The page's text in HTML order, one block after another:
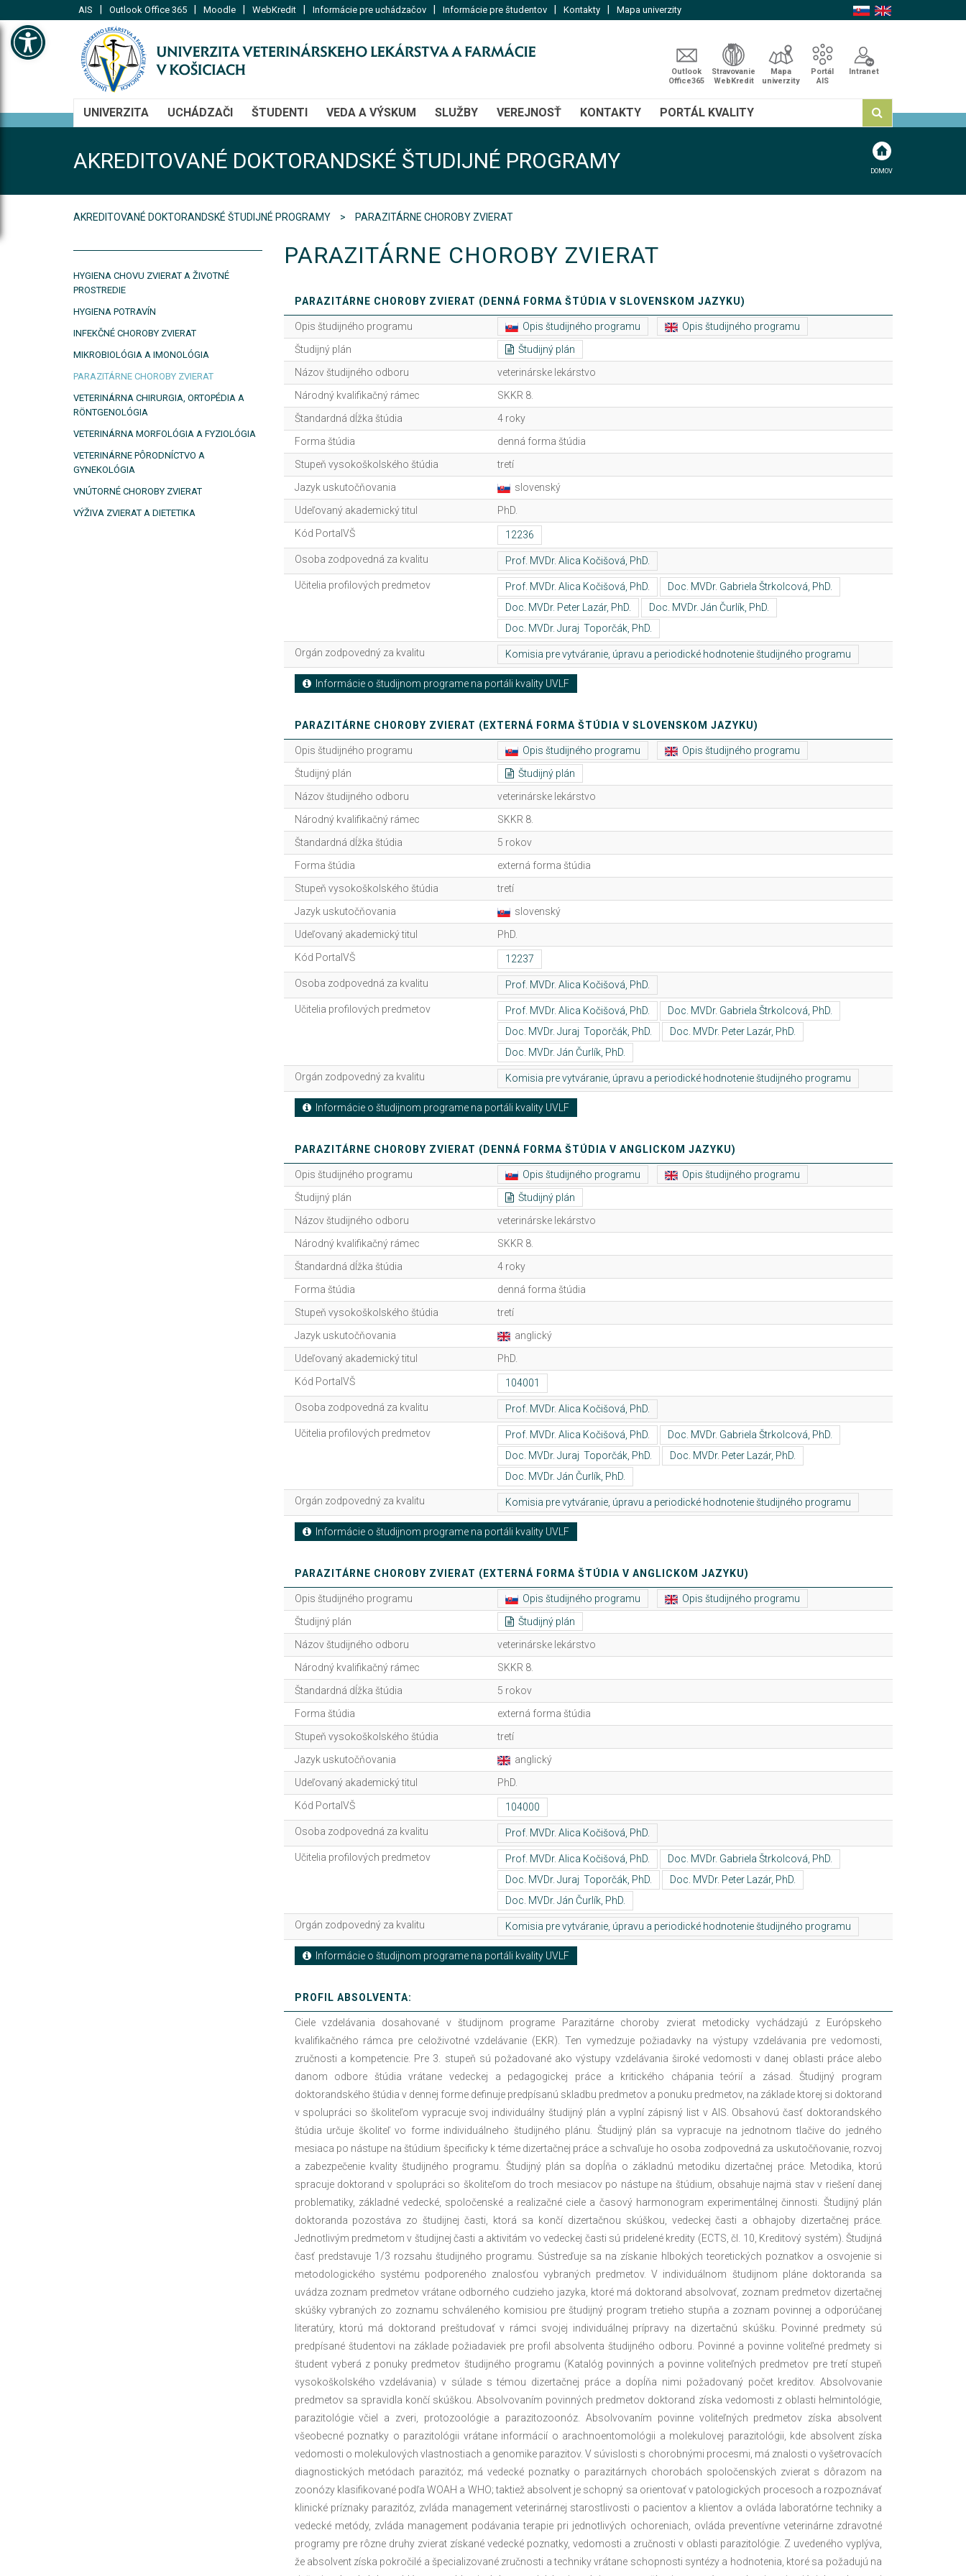
Open toolbar
AIS Outlook Office 365 Moodle WebKredit Informácie pre uchádzačov Informácie pre študentov Kontakty Mapa univerzity
Outlook
Office365
Stravovanie
WebKredit
Mapa
univerzity
Portál
AIS
Intranet
UNIVERZITA UCHÁDZAČI ŠTUDENTI VEDA A VÝSKUM SLUŽBY VEREJNOSŤ KONTAKTY PORTÁL KVALITY
AKREDITOVANÉ DOKTORANDSKÉ ŠTUDIJNÉ PROGRAMY DOMOV
AKREDITOVANÉ DOKTORANDSKÉ ŠTUDIJNÉ PROGRAMY PARAZITÁRNE CHOROBY ZVIERAT
HYGIENA CHOVU ZVIERAT A ŽIVOTNÉ
PROSTREDIE
HYGIENA POTRAVÍN
INFEKČNÉ CHOROBY ZVIERAT
MIKROBIOLÓGIA A IMONOLÓGIA
PARAZITÁRNE CHOROBY ZVIERAT
VETERINÁRNA CHIRURGIA, ORTOPÉDIA A
RÖNTGENOLÓGIA
VETERINÁRNA MORFOLÓGIA A FYZIOLÓGIA
VETERINÁRNE PÔRODNÍCTVO A
GYNEKOLÓGIA
VNÚTORNÉ CHOROBY ZVIERAT
VÝŽIVA ZVIERAT A DIETETIKA
PARAZITÁRNE CHOROBY ZVIERAT
PARAZITÁRNE CHOROBY ZVIERAT (DENNÁ FORMA ŠTÚDIA V SLOVENSKOM JAZYKU)
Opis študijného programu Opis študijného programu
Opis študijného programu
Študijný plán
Študijný plán
Názov študijného odboru
veterinárske lekárstvo
Národný kvalifikačný rámec
SKKR 8.
Štandardná dĺžka štúdia
4 roky
Forma štúdia
denná forma štúdia
Stupeň vysokoškolského štúdia
tretí
Jazyk uskutočňovania
slovenský
Udeľovaný akademický titul
PhD.
Kód PortalVŠ
Osoba zodpovedná za kvalitu
Učitelia profilových predmetov
Orgán zodpovedný za kvalitu
Informácie o študijnom programe na portáli kvality UVLF
PARAZITÁRNE CHOROBY ZVIERAT (EXTERNÁ FORMA ŠTÚDIA V SLOVENSKOM JAZYKU)
Opis študijného programu Opis študijného programu
Opis študijného programu
Študijný plán
Študijný plán
Názov študijného odboru
veterinárske lekárstvo
Národný kvalifikačný rámec
SKKR 8.
Štandardná dĺžka štúdia
5 rokov
Forma štúdia
externá forma štúdia
Stupeň vysokoškolského štúdia
tretí
Jazyk uskutočňovania
slovenský
Udeľovaný akademický titul
PhD.
Kód PortalVŠ
Osoba zodpovedná za kvalitu
Učitelia profilových predmetov
Orgán zodpovedný za kvalitu
Informácie o študijnom programe na portáli kvality UVLF
PARAZITÁRNE CHOROBY ZVIERAT (DENNÁ FORMA ŠTÚDIA V ANGLICKOM JAZYKU)
Opis študijného programu Opis študijného programu
Opis študijného programu
Študijný plán
Študijný plán
Názov študijného odboru
veterinárske lekárstvo
Národný kvalifikačný rámec
SKKR 8.
Štandardná dĺžka štúdia
4 roky
Forma štúdia
denná forma štúdia
Stupeň vysokoškolského štúdia
tretí
Jazyk uskutočňovania
anglický
Udeľovaný akademický titul
PhD.
Kód PortalVŠ
Osoba zodpovedná za kvalitu
Učitelia profilových predmetov
Orgán zodpovedný za kvalitu
Informácie o študijnom programe na portáli kvality UVLF
PARAZITÁRNE CHOROBY ZVIERAT (EXTERNÁ FORMA ŠTÚDIA V ANGLICKOM JAZYKU)
Opis študijného programu Opis študijného programu
Opis študijného programu
Študijný plán
Študijný plán
Názov študijného odboru
veterinárske lekárstvo
Národný kvalifikačný rámec
SKKR 8.
Štandardná dĺžka štúdia
5 rokov
Forma štúdia
externá forma štúdia
Stupeň vysokoškolského štúdia
tretí
Jazyk uskutočňovania
anglický
Udeľovaný akademický titul
PhD.
Kód PortalVŠ
Osoba zodpovedná za kvalitu
Učitelia profilových predmetov
Orgán zodpovedný za kvalitu
Informácie o študijnom programe na portáli kvality UVLF
PROFIL ABSOLVENTA:
Ciele vzdelávania dosahované v študijnom programe Parazitárne choroby zvierat metodicky vychádzajú z Európskeho
kvalifikačného rámca pre celoživotné vzdelávanie (EKR). Ten vymedzuje požiadavky na výstupy vzdelávania pre vedomosti,
zručnosti a kompetencie. Pre 3. stupeň sú požadované ako výstupy vzdelávania široké vedomosti v danej oblasti práce alebo
danom odbore štúdia vrátane vedeckej a pedagogickej práce a kritického chápania teórií a zásad. Študijný program
doktorandského štúdia v dennej forme definuje predpísanú skladbu predmetov a ponuku predmetov, na základe ktorej si doktorand
v spolupráci so školiteľom vypracuje svoj individuálny študijný plán a vyplní zápisný list v AIS. Obsahovú časť doktorandského
štúdia určuje školiteľ vo forme individuálneho študijného plánu. Študijný plán sa vypracuje na jednotnom tlačive do jedného
mesiaca po nástupe na štúdium špecificky k téme dizertačnej práce a schvaľuje ho osoba zodpovedná za uskutočňovanie, rozvoj
a zabezpečenie kvality študijného programu. Študijný plán sa dopĺňa o základnú metodiku dizertačnej práce. Metodika, ktorú
spracuje doktorand v spolupráci so školiteľom do troch mesiacov po nástupe na štúdium, obsahuje najmä stav v riešení danej
problematiky, základné vedecké, spoločenské a realizačné ciele a časový harmonogram experimentálnej činnosti. Študijný plán
doktoranda pozostáva zo študijnej časti, ktorá sa končí dizertačnou skúškou, vedeckej časti a obhajoby dizertačnej práce.
Jednotlivým predmetom v študijnej časti a aktivitám vo vedeckej časti sú pridelené kredity (ECTS, čl. 10, Kreditový systém). Študijná
časť predstavuje 1/3 rozsahu študijného programu. Sústreďuje sa na získanie hlbokých teoretických poznatkov a osvojenie si
metodologického systému podporeného znalosťou vybraných predmetov. V individuálnom študijnom pláne doktoranda sa
uvádza zoznam predmetov vrátane odborného cudzieho jazyka, ktoré má doktorand absolvovať, zoznam predmetov dizertačnej
skúšky vybraných zo zoznamu schváleného komisiou pre študijný program tretieho stupňa a zoznam povinnej a odporúčanej
literatúry, ktorú má doktorand preštudovať v rámci svojej individuálnej prípravy na dizertačnú skúšku. Povinné predmety sú
predpísané študentovi na základe požiadaviek pre profil absolventa študijného odboru. Povinné a povinne voliteľné predmety si
študent vyberá z ponuky predmetov študijného programu (Katalóg povinných a povinne voliteľných predmetov pre tretí stupeň
vysokoškolského vzdelávania) v súlade s témou dizertačnej práce a dopĺňa nimi požadovaný počet kreditov. Absolvovanie
predmetov sa spravidla končí skúškou. Absolvovaním povinných predmetov doktorand získa vedomosti z oblasti helmintológie,
parazitológie včiel a zveri, protozoológie a parazitozoonóz. Absolvovaním povinne voliteľných predmetov získa absolvent
všeobecné poznatky o parazitológii vrátane informácií o arachnoentomológii a molekulovej parazitológii, kde absolvent získa
vedomosti o molekulových vlastnostiach a genomike parazitov. V súvislosti s chorobnými procesmi, má znalosti o vyšetrovacích
diagnostických metódach parazitóz; má vedecké poznatky o parazitárnych chorobách spoločenských zvierat s dôrazom na
zoonózy klasifikované podľa WOAH a WHO; taktiež absolvent je schopný sa orientovať v patologických procesoch a rozpoznávať
klinické príznaky parazitóz, zvláda management veterinárnej starostlivosti o pacientov a klientov a ovláda laboratórne techniky a
vedecké metódy, zvláda management podávania terapie pri jednotlivých ochoreniach, ovláda preventívne veterinárne zdravotné
programy pre rôzne druhy zvierat získané vedecké poznatky, vedomosti a zručnosti v oblasti parazitológie. Z uvedeného vyplýva,
že absolvent získa pokročilé a špecializované zručnosti a techniky vrátane schopnosti syntézy a hodnotenia, ktoré sa požadujú na